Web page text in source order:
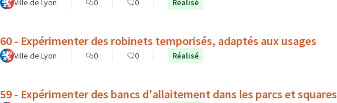
Ville de Lyon 0 0 Réalisé
60 - Expérimenter des robinets temporisés, adaptés aux usages
Ville de Lyon 0 0 Réalisé
59 - Expérimenter des bancs d'allaitement dans les parcs et squares